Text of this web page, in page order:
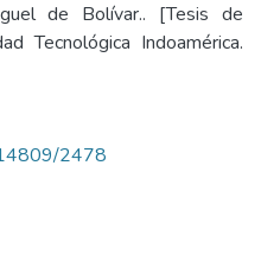
de Bolívar.. [Tesis de
Tecnológica Indoamérica.
2478